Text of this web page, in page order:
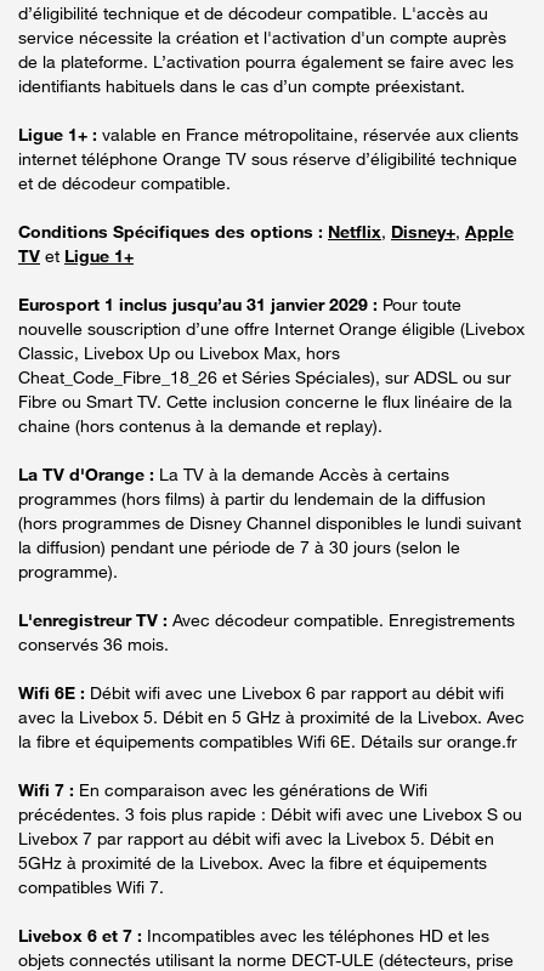
d’éligibilité technique et de décodeur compatible. L'accès au
service nécessite la création et l'activation d'un compte auprès
de la plateforme. L’activation pourra également se faire avec les
identifiants habituels dans le cas d’un compte préexistant.
Ligue 1+ : valable en France métropolitaine, réservée aux clients
internet téléphone Orange TV sous réserve d’éligibilité technique
et de décodeur compatible.
Conditions Spécifiques des options : Netflix, Disney+, Apple
TV et Ligue 1+
Eurosport 1 inclus jusqu’au 31 janvier 2029 : Pour toute
nouvelle souscription d’une offre Internet Orange éligible (Livebox
Classic, Livebox Up ou Livebox Max, hors
Cheat_Code_Fibre_18_26 et Séries Spéciales), sur ADSL ou sur
Fibre ou Smart TV. Cette inclusion concerne le flux linéaire de la
chaine (hors contenus à la demande et replay).
La TV d'Orange : La TV à la demande Accès à certains
programmes (hors films) à partir du lendemain de la diffusion
(hors programmes de Disney Channel disponibles le lundi suivant
la diffusion) pendant une période de 7 à 30 jours (selon le
programme).
L'enregistreur TV : Avec décodeur compatible. Enregistrements
conservés 36 mois.
Wifi 6E : Débit wifi avec une Livebox 6 par rapport au débit wifi
avec la Livebox 5. Débit en 5 GHz à proximité de la Livebox. Avec
la fibre et équipements compatibles Wifi 6E. Détails sur orange.fr
Wifi 7 : En comparaison avec les générations de Wifi
précédentes. 3 fois plus rapide : Débit wifi avec une Livebox S ou
Livebox 7 par rapport au débit wifi avec la Livebox 5. Débit en
5GHz à proximité de la Livebox. Avec la fibre et équipements
compatibles Wifi 7.
Livebox 6 et 7 : Incompatibles avec les téléphones HD et les
objets connectés utilisant la norme DECT-ULE (détecteurs, prise